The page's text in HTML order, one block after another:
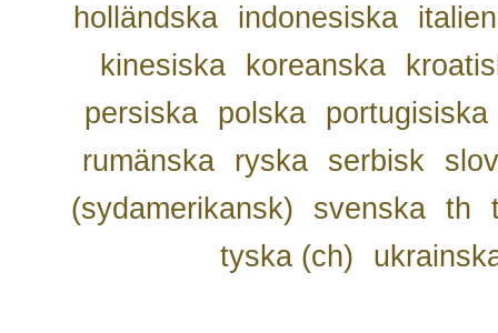
holländska
indonesiska
kinesiska
koreanska
persiska
polska
portugisiska
rumänska
ryska serbisk
(sydamerikansk)
svenska th
tyska (ch)